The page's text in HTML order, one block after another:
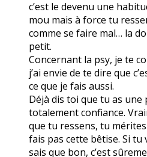
c’est le devenu une
mou mais à force tu
comme se faire mal… la
petit.
Concernant la psy, je te
j’ai envie de te dire que
ce que je fais aussi.
Déjà dis toi que tu as
totalement confiance.
que tu ressens, tu
fais pas cette bêtise. Si tu
sais que bon, c’est